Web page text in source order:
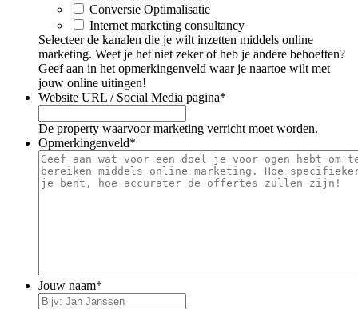
Conversie Optimalisatie
Internet marketing consultancy
Selecteer de kanalen die je wilt inzetten middels online
marketing. Weet je het niet zeker of heb je andere behoeften?
Geef aan in het opmerkingenveld waar je naartoe wilt met
jouw online uitingen!
Website URL / Social Media pagina*
De property waarvoor marketing verricht moet worden.
Opmerkingenveld*
Jouw naam*